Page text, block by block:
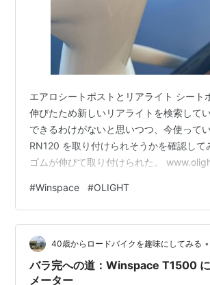
エアロシートポストとリアライト シート
伸びたため新しいリアライトを検索して
できるわけがないと思いつつ、今使って
RN120 を取り付けられそうかを確認して
ゴムが伸びて取り付けられた。
#Winspace #OLIGHT
40歳からロードバイクを趣味にしてみる •
バラ完への道：Winspace T1500
メーター